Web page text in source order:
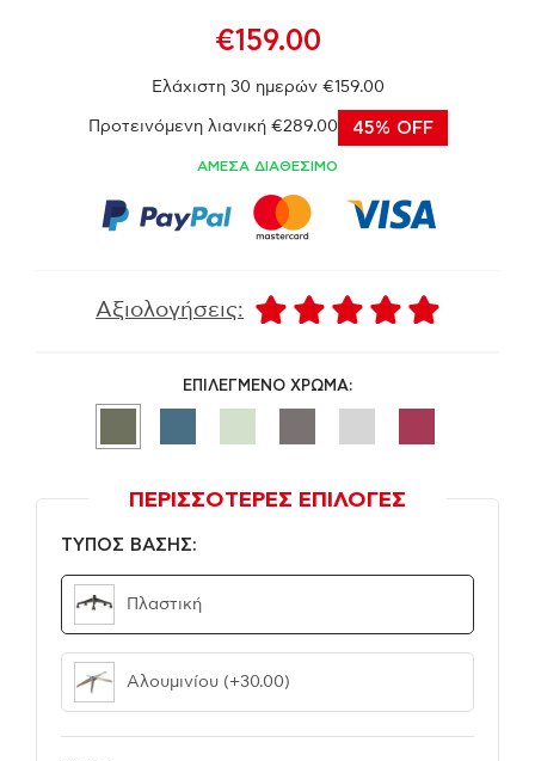
€159.00
Ελάχιστη 30 ημερών €159.00
Προτεινόμενη λιανική €289.00 45% OFF
ΑΜΕΣΑ ΔΙΑΘΕΣΙΜΟ
Αξιολογήσεις:
ΕΠΙΛΕΓΜΕΝΟ ΧΡΩΜΑ:
ΠΕΡΙΣΣΟΤΕΡΕΣ ΕΠΙΛΟΓΕΣ
ΤΥΠΟΣ ΒΑΣΗΣ:
Πλαστική
Αλουμινίου (+30.00)